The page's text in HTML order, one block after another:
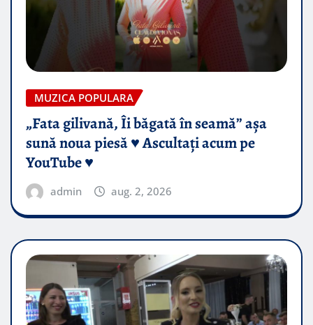
MUZICA POPULARA
„Fata gilivană, Îi băgată în seamă” așa
sună noua piesă ♥️ Ascultați acum pe
YouTube ♥️
admin aug. 2, 2026